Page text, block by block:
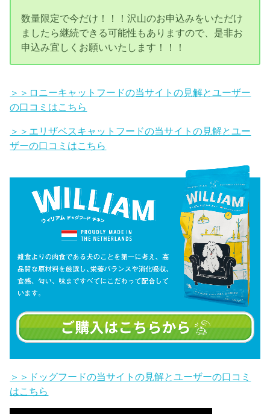
数量限定で今だけ！！！沢山のお申込みをいただけ
ましたら継続できる可能性もありますので、是非お
申込み宜しくお願いいたします！！！
＞＞ロニーキャットフードの当サイトの見解とユーザー
の口コミはこちら
＞＞エリザベスキャットフードの当サイトの見解とユー
ザーの口コミはこちら
＞＞ドッグフードの当サイトの見解とユーザーの口コミ
はこちら